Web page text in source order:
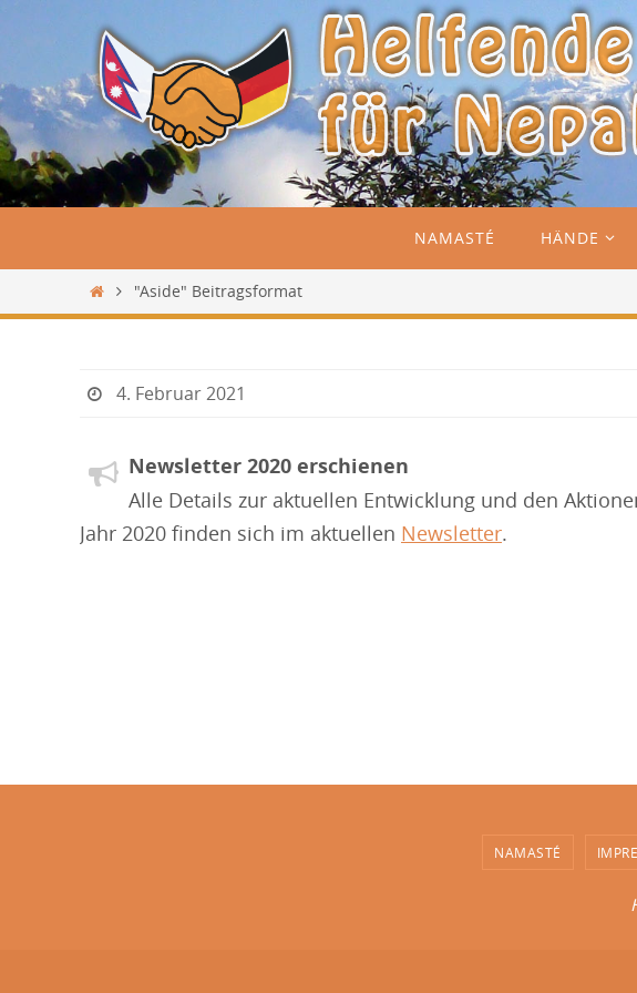
springen
springen
NAMASTÉ HÄNDE
Start"Aside" Beitragsformat
4. Februar 2021
Newsletter 2020 erschienen
Alle Details zur aktuellen Entwicklung und den
Jahr 2020 finden sich im aktuellen Newsletter.
NAMASTÉ